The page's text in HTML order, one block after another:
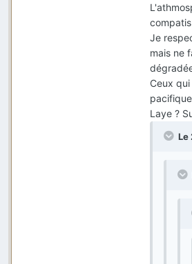
Je
mais ne
Ceux
Laye ?
Le